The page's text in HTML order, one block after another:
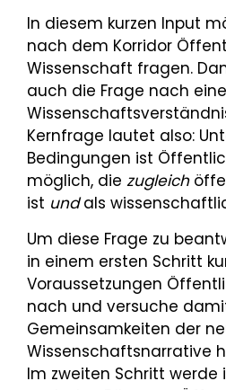
In diesem kurzen Input
nach dem Korridor
Wissenschaft fragen.
auch die Frage nach
Kernfrage lautet also:
Bedingungen ist
möglich, die zugleich
ist undals
Um diese Frage zu
in einem ersten Schritt
Voraussetzungen
nach und versuche
Gemeinsamkeiten der
Wissenschaftsnarrative
Im zweiten Schritt werde